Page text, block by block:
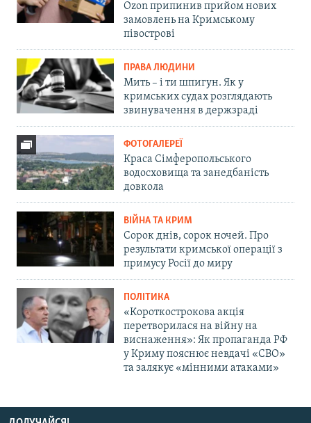
Ozon припинив прийом нових
замовлень на Кримському
півострові
ПРАВА ЛЮДИНИ
Мить – і ти шпигун. Як у
кримських судах розглядають
звинувачення в держзраді
ФОТОГАЛЕРЕЇ
Краса Сімферопольського
водосховища та занедбаність
довкола
ВІЙНА ТА КРИМ
Сорок днів, сорок ночей. Про
результати кримської операції з
примусу Росії до миру
ПОЛІТИКА
«Короткострокова акція
перетворилася на війну на
виснаження»: Як пропаганда РФ
у Криму пояснює невдачі «СВО»
та залякує «мінними атаками»